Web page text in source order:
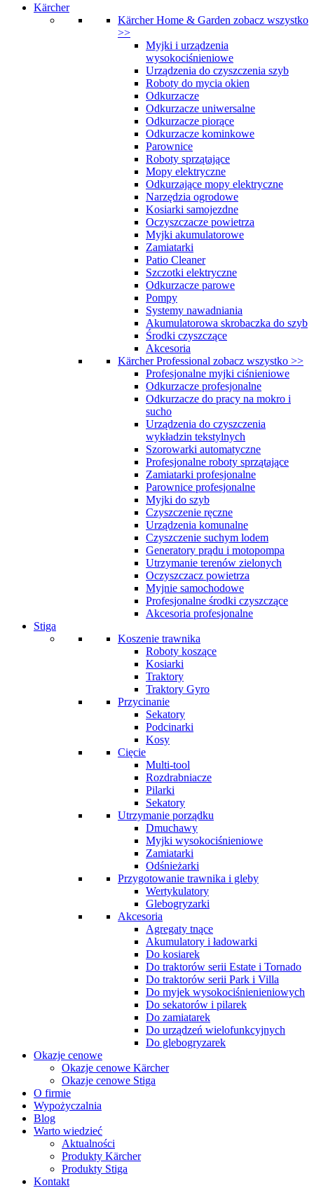
Kärcher
Kärcher Home & Garden zobacz wszystko
>>
Myjki i urządzenia
wysokociśnieniowe
Urządzenia do czyszczenia szyb
Roboty do mycia okien
Odkurzacze
Odkurzacze uniwersalne
Odkurzacze piorące
Odkurzacze kominkowe
Parownice
Roboty sprzątające
Mopy elektryczne
Odkurzające mopy elektryczne
Narzędzia ogrodowe
Kosiarki samojezdne
Oczyszczacze powietrza
Myjki akumulatorowe
Zamiatarki
Patio Cleaner
Szczotki elektryczne
Odkurzacze parowe
Pompy
Systemy nawadniania
Akumulatorowa skrobaczka do szyb
Środki czyszczące
Akcesoria
Kärcher Professional zobacz wszystko >>
Profesjonalne myjki ciśnieniowe
Odkurzacze profesjonalne
Odkurzacze do pracy na mokro i
sucho
Urządzenia do czyszczenia
wykładzin tekstylnych
Szorowarki automatyczne
Profesjonalne roboty sprzątające
Zamiatarki profesjonalne
Parownice profesjonalne
Myjki do szyb
Czyszczenie ręczne
Urządzenia komunalne
Czyszczenie suchym lodem
Generatory prądu i motopompa
Utrzymanie terenów zielonych
Oczyszczacz powietrza
Myjnie samochodowe
Profesjonalne środki czyszczące
Akcesoria profesjonalne
Stiga
Koszenie trawnika
Roboty koszące
Kosiarki
Traktory
Traktory Gyro
Przycinanie
Sekatory
Podcinarki
Kosy
Cięcie
Multi-tool
Rozdrabniacze
Pilarki
Sekatory
Utrzymanie porządku
Dmuchawy
Myjki wysokociśnieniowe
Zamiatarki
Odśnieżarki
Przygotowanie trawnika i gleby
Wertykulatory
Glebogryzarki
Akcesoria
Agregaty tnące
Akumulatory i ładowarki
Do kosiarek
Do traktorów serii Estate i Tornado
Do traktorów serii Park i Villa
Do myjek wysokociśnienieniowych
Do sekatorów i pilarek
Do zamiatarek
Do urządzeń wielofunkcyjnych
Do glebogryzarek
Okazje cenowe
Okazje cenowe Kärcher
Okazje cenowe Stiga
O firmie
Wypożyczalnia
Blog
Warto wiedzieć
Aktualności
Produkty Kärcher
Produkty Stiga
Kontakt